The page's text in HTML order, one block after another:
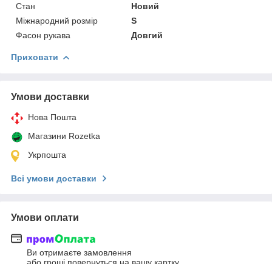
Стан
Новий
Міжнародний розмір
S
Фасон рукава
Довгий
Приховати
Умови доставки
Нова Пошта
Магазини Rozetka
Укрпошта
Всі умови доставки
Умови оплати
Ви отримаєте замовлення